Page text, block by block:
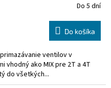
Do 5 dní
Do košíka
ventilov v
vhodný ako MIX pre 2T a 4T
do všetkých...